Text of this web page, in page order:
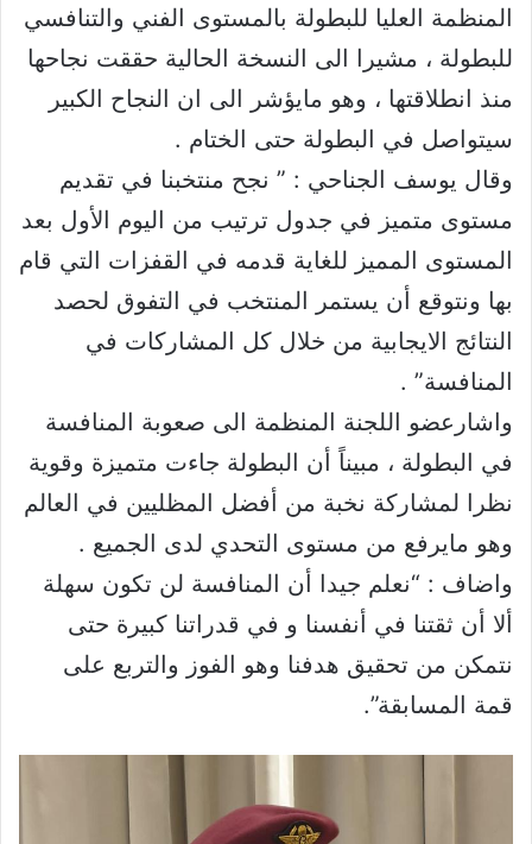
المنظمة العليا للبطولة بالمستوى الفني والتنافسي
للبطولة ، مشيرا الى النسخة الحالية حققت نجاحها
منذ انطلاقتها ، وهو مايؤشر الى ان النجاح الكبير
سيتواصل في البطولة حتى الختام .
وقال يوسف الجناحي : ” نجح منتخبنا في تقديم
مستوى متميز في جدول ترتيب من اليوم الأول بعد
المستوى المميز للغاية قدمه في القفزات التي قام
بها ونتوقع أن يستمر المنتخب في التفوق لحصد
النتائج الايجابية من خلال كل المشاركات في
المنافسة” .
واشارعضو اللجنة المنظمة الى صعوبة المنافسة
في البطولة ، مبيناً أن البطولة جاءت متميزة وقوية
نظرا لمشاركة نخبة من أفضل المظليين في العالم
وهو مايرفع من مستوى التحدي لدى الجميع .
واضاف : “نعلم جيدا أن المنافسة لن تكون سهلة
ألا أن ثقتنا في أنفسنا و في قدراتنا كبيرة حتى
نتمكن من تحقيق هدفنا وهو الفوز والتربع على
قمة المسابقة”.